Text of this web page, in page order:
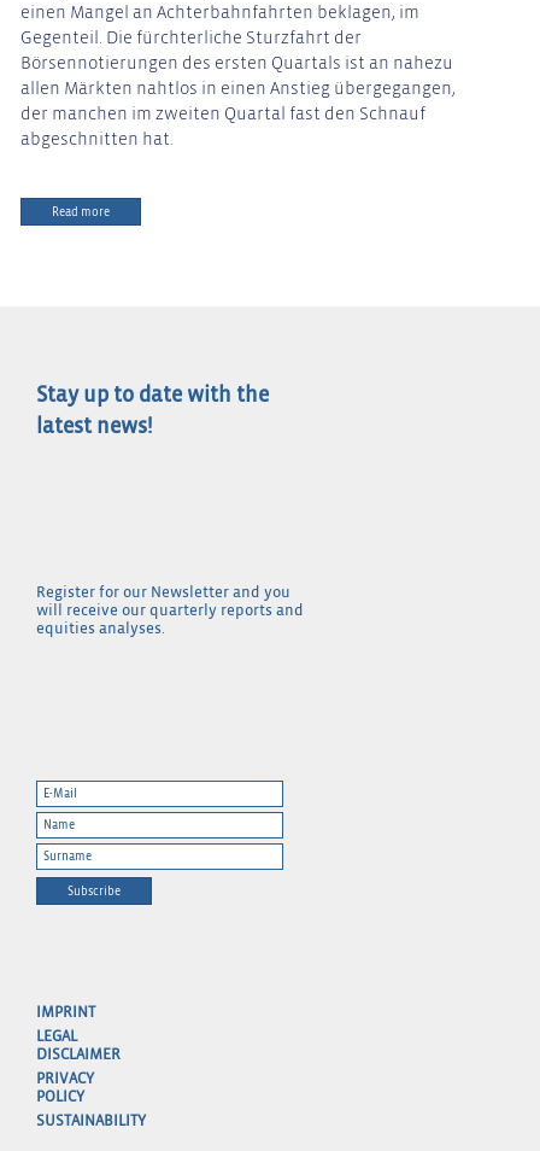
einen Mangel an Achterbahnfahrten beklagen, im
Gegenteil. Die fürchterliche Sturzfahrt der
Börsennotierungen des ersten Quartals ist an nahezu
allen Märkten nahtlos in einen Anstieg übergegangen,
der manchen im zweiten Quartal fast den Schnauf
abgeschnitten hat.
Read more
Stay up to date with the
latest news!
Register for our Newsletter and you
will receive our quarterly reports and
equities analyses.
Subscribe
IMPRINT
LEGAL
DISCLAIMER
PRIVACY
POLICY
SUSTAINABILITY